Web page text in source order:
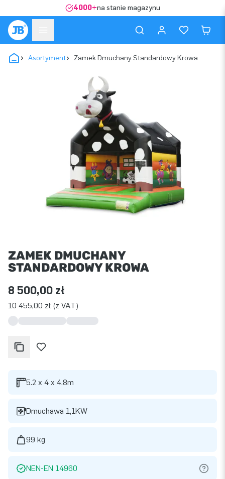
4000+na stanie magazynu
Asortyment Zamek Dmuchany Standardowy Krowa
ZAMEK DMUCHANY
STANDARDOWY KROWA
8 500,00 zł
10 455,00 zł (z VAT)
5.2 x 4 x 4.8m
Dmuchawa 1,1KW
99 kg
NEN-EN 14960